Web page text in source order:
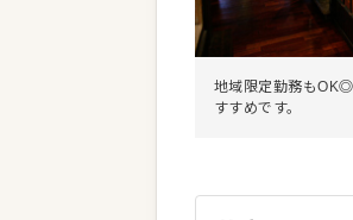
地域限定勤務も
すすめです。